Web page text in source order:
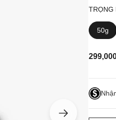
TRỌNG
50g